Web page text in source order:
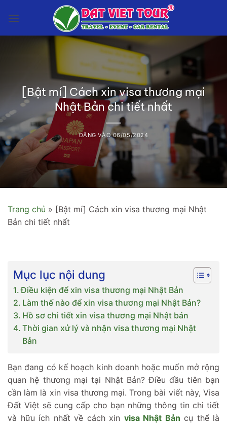
qua
[Bật mí] Cách xin visa thương mại
Nhật Bản chi tiết nhất
ĐĂNG VÀO06/05/2024
Trang chủ » [Bật mí] Cách xin visa thương mại Nhật
Bản chi tiết nhất
Mục lục nội dung
Điều kiện để xin visa thương mại Nhật Bản
Làm thế nào để xin visa thương mại Nhật Bản?
Hồ sơ chi tiết xin visa thương mại Nhật bản
Thời gian xử lý và nhận visa thương mại Nhật
Bản
Bạn đang có kế hoạch kinh doanh hoặc muốn mở rộng
quan hệ thương mại tại Nhật Bản? Điều đầu tiên bạn
cần làm là xin visa thương mại. Trong bài viết này, Visa
Đất Việt sẽ cung cấp cho bạn những thông tin chi tiết
và hữu ích nhất về cách xin visa Nhật Bản cụ thể là